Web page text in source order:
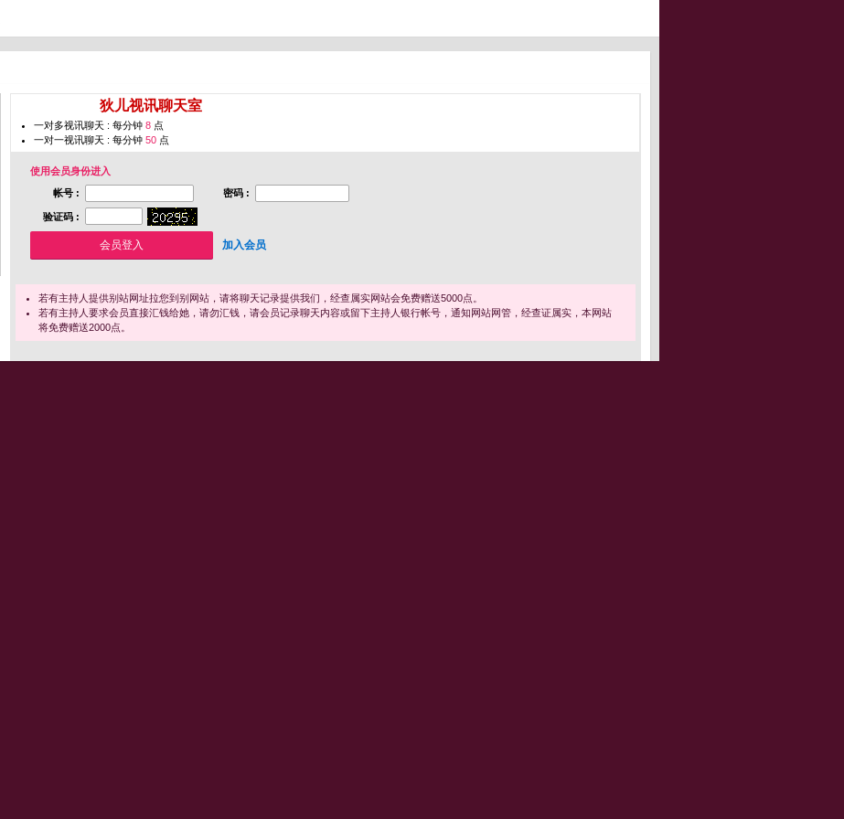
狄儿视讯聊天室
一对多视讯聊天 : 每分钟 8 点
一对一视讯聊天 : 每分钟 50 点
使用会员身份进入
帐号 :
密码 :
验证码 :
加入会员
若有主持人提供别站网址拉您到别网站，请将聊天记录提供我们，经查属实网站会免费赠送5000点。
若有主持人要求会员直接汇钱给她，请勿汇钱，请会员记录聊天内容或留下主持人银行帐号，通知网站网管，经查证属实，本网站
将免费赠送2000点。